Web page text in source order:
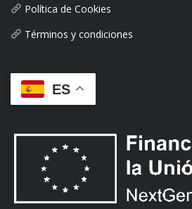
Política de Cookies
Términos y condiciones
ES